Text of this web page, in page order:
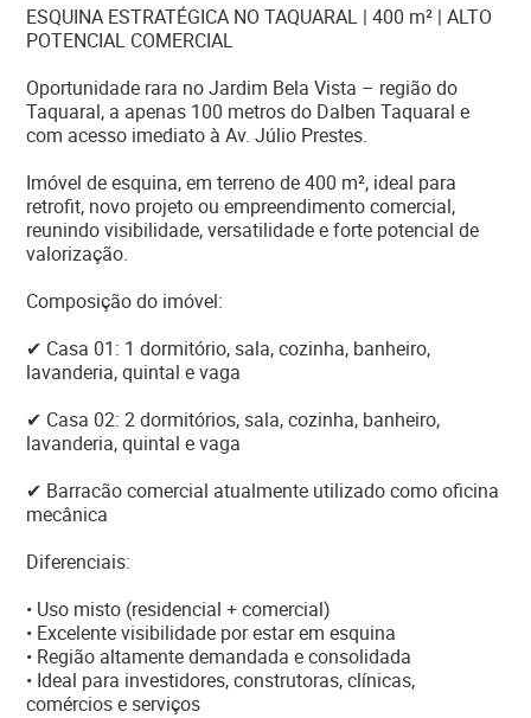
ESQUINA ESTRATÉGICA NO TAQUARAL | 400 m² | ALTO
POTENCIAL COMERCIAL
Oportunidade rara no Jardim Bela Vista – região do
Taquaral, a apenas 100 metros do Dalben Taquaral e
com acesso imediato à Av. Júlio Prestes.
Imóvel de esquina, em terreno de 400 m², ideal para
retrofit, novo projeto ou empreendimento comercial,
reunindo visibilidade, versatilidade e forte potencial de
valorização.
Composição do imóvel:
✔ Casa 01: 1 dormitório, sala, cozinha, banheiro,
lavanderia, quintal e vaga
✔ Casa 02: 2 dormitórios, sala, cozinha, banheiro,
lavanderia, quintal e vaga
✔ Barracão comercial atualmente utilizado como oficina
mecânica
Diferenciais:
• Uso misto (residencial + comercial)
• Excelente visibilidade por estar em esquina
• Região altamente demandada e consolidada
• Ideal para investidores, construtoras, clínicas,
comércios e serviços